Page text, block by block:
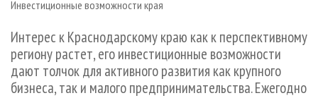
СУШКА ДРЕВЕСИНЫ
ПРОИЗВОДСТВО ДРЕВЕСНЫХ ПЛИТ
ДЕРЕВЯННОЕ ДОМОСТРОЕНИЕ
ПРОИЗВОДСТВО МЕБЕЛИ
ПЕРСОНЫ
МОБИЛЬНЫЕ ВЫСТАВКИ
ОФИЦИАЛЬНЫЕ ДЕЛЕГАЦИИ
ПРИОРИТЕТНЫЕ ИНВЕСТПРОЕКТЫ
КОНТАКТЫ
РЕКЛАМА
РЕКЛАМА НА САЙТЕ
Инвестиционные возможности края
Интерес к Краснодарскому краю как к перспективному
региону растет, его инвестиционные возможности
дают толчок для активного развития как крупного
бизнеса, так и малого предпринимательства. Ежегодно